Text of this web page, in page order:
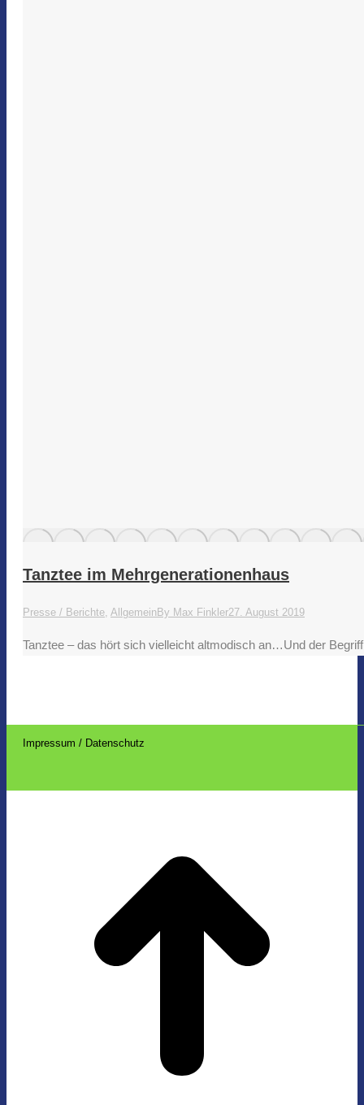
Tanztee im Mehrgenerationenhaus
Presse / Berichte, AllgemeinBy Max Finkler27. August 2019
Tanztee – das hört sich vielleicht altmodisch an…Und der
Impressum / Datenschutz